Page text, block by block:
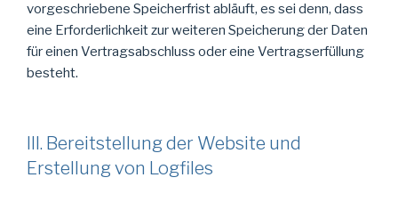
vorgeschriebene Speicherfrist abläuft, es sei denn, dass
eine Erforderlichkeit zur weiteren Speicherung der Daten
für einen Vertragsabschluss oder eine Vertragserfüllung
besteht.
III. Bereitstellung der Website und
Erstellung von Logfiles